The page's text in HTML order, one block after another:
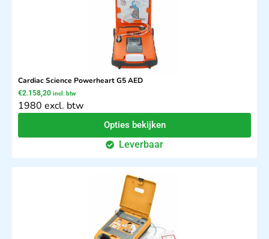
Cardiac Science Powerheart G5 AED
€2.158,20 incl. btw
1980 excl. btw
Opties bekijken
Leverbaar